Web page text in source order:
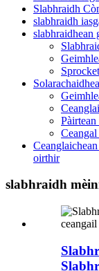
Slabhraidh
slabhraidh
slabhraidhean
oirthir
slabhraidh